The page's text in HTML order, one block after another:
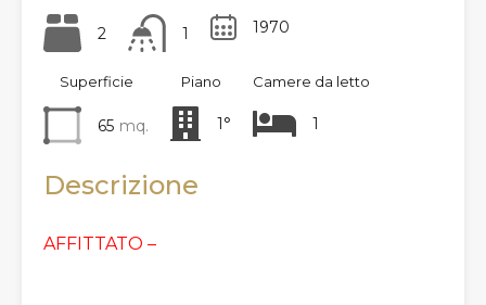
2 1 1970
Superficie
65 mq.
Piano
1°
Camere da letto
1
Descrizione
AFFITTATO –